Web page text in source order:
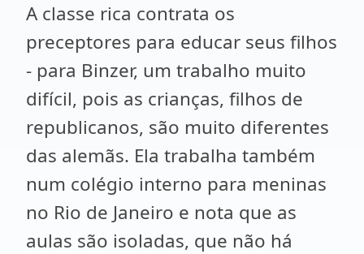
A classe rica contrata os
preceptores para educar seus filhos
- para Binzer, um trabalho muito
difícil, pois as crianças, filhos de
republicanos, são muito diferentes
das alemãs. Ela trabalha também
num colégio interno para meninas
no Rio de Janeiro e nota que as
aulas são isoladas, que não há